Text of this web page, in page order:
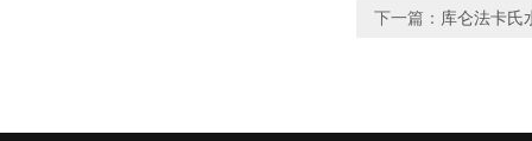
下一篇： 库仑法卡氏